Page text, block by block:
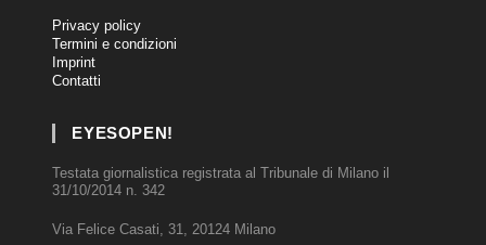
Privacy policy
Termini e condizioni
Imprint
Contatti
EYESOPEN!
Testata giornalistica registrata al Tribunale di Milano il
31/10/2014 n. 342
Via Felice Casati, 31, 20124 Milano